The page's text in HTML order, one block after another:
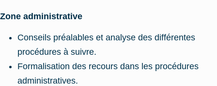
Zone administrative
Conseils préalables et analyse des différentes
procédures à suivre.
Formalisation des recours dans les procédures
administratives.